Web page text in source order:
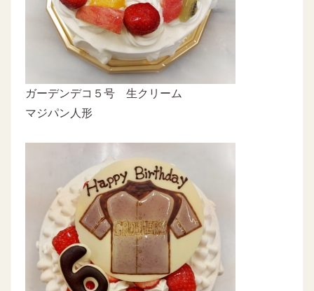
ガーデンデコ５号 生クリーム
マジパン人形